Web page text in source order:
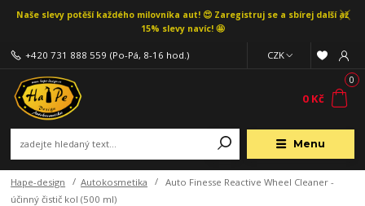
Naše slevy potěší každého milovníka aut! 😍 Zaregistruj se a sbírej další až
15% slevy navíc! 🤩
Menu
CZK
+420 731 888 559 (Po-Pá, 8-16 hod.)
0
0 Kč
Hape-design Autokosmetika
Auto Finesse Reactive Wheel Cleaner -
účinný čistič kol (500 ml)